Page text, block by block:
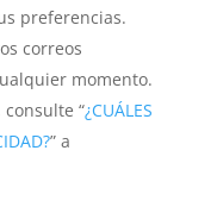
preferencias.
correos
momento.
“¿CUÁLES
” a